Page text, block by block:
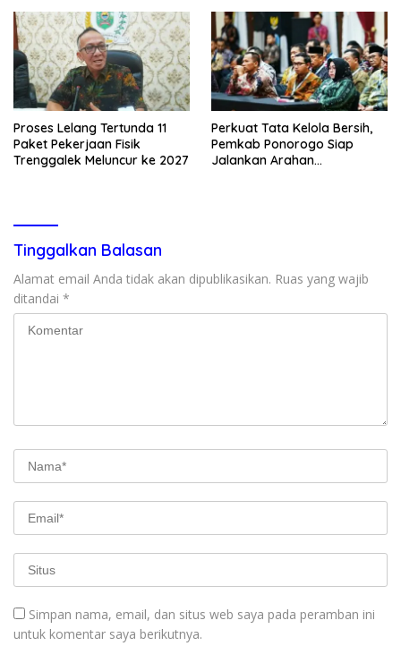
Proses Lelang Tertunda 11
Paket Pekerjaan Fisik
Trenggalek Meluncur ke 2027
Perkuat Tata Kelola Bersih,
Pemkab Ponorogo Siap
Jalankan Arahan
Tinggalkan Balasan
Alamat email Anda tidak akan dipublikasikan. Ruas yang wajib
ditandai *
Simpan nama, email, dan situs web saya pada peramban ini
untuk komentar saya berikutnya.